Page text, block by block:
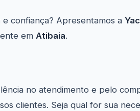
e confiança? Apresentamos a
em Atibaia.
no atendimento e pelo
clientes. Seja qual for sua